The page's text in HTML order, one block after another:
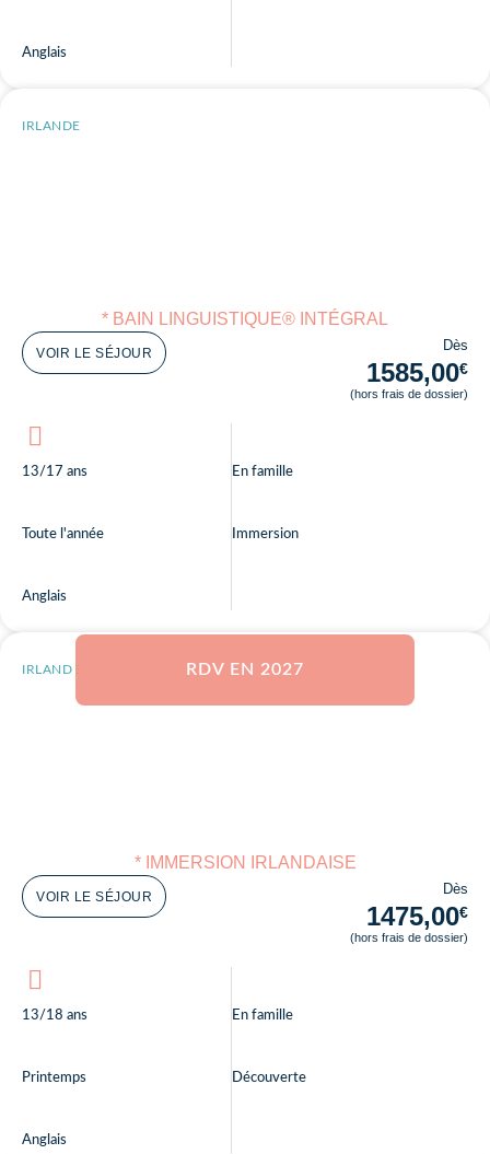
Anglais
IRLANDE
* BAIN LINGUISTIQUE® INTÉGRAL
VOIR LE SÉJOUR Dès
1585,00€
(hors frais de dossier)
13/17 ans
Toute l'année
Anglais
En famille
Immersion
RDV EN 2027
IRLANDE
* IMMERSION IRLANDAISE
VOIR LE SÉJOUR Dès
1475,00€
(hors frais de dossier)
13/18 ans
Printemps
Anglais
En famille
Découverte